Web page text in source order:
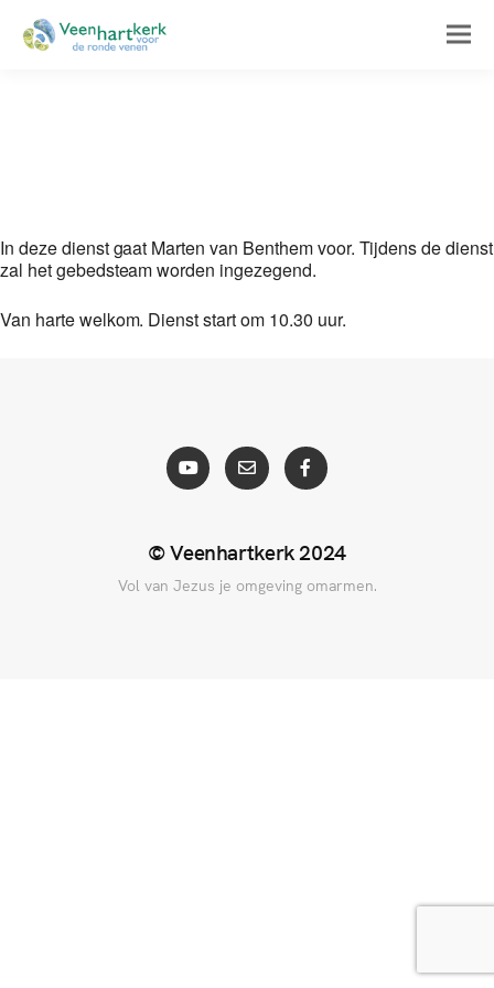
In deze dienst gaat Marten van Benthem voor. Tijdens de dienst
zal het gebedsteam worden ingezegend.
Van harte welkom. Dienst start om 10.30 uur.
© Veenhartkerk 2024
Vol van Jezus je omgeving omarmen.